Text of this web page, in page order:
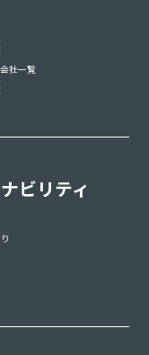
社一覧
ビリティ